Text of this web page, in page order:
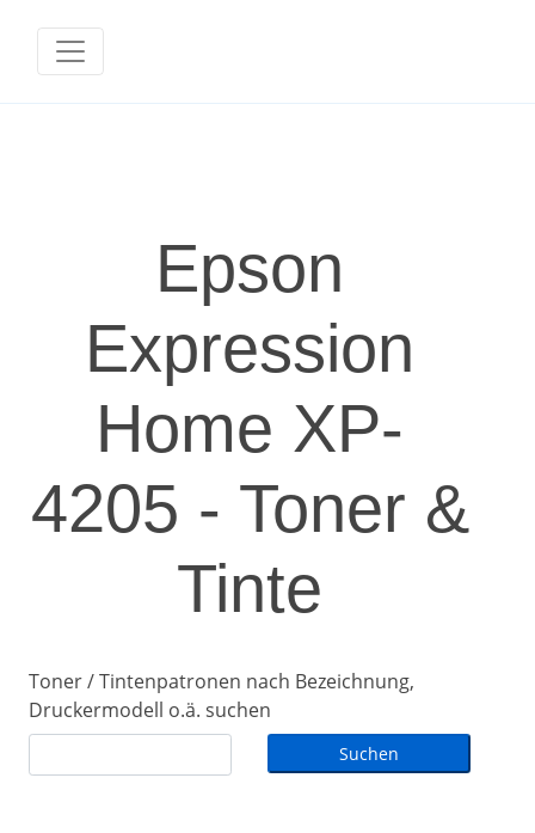
Epson
Expression
Home XP-
4205 - Toner &
Tinte
Toner / Tintenpatronen nach Bezeichnung,
Druckermodell o.ä. suchen